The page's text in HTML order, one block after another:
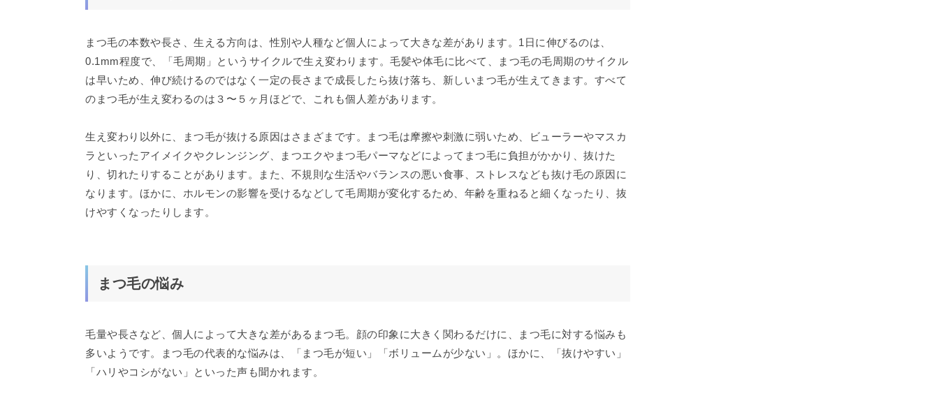
まつ毛の本数や長さ、生える方向は、性別や人種など個人によって大きな差があります。1日に伸びるのは、
0.1mm程度で、「毛周期」というサイクルで生え変わります。毛髪や体毛に比べて、まつ毛の毛周期のサイクル
は早いため、伸び続けるのではなく一定の長さまで成長したら抜け落ち、新しいまつ毛が生えてきます。すべて
のまつ毛が生え変わるのは３〜５ヶ月ほどで、これも個人差があります。
生え変わり以外に、まつ毛が抜ける原因はさまざまです。まつ毛は摩擦や刺激に弱いため、ビューラーやマスカ
ラといったアイメイクやクレンジング、まつエクやまつ毛パーマなどによってまつ毛に負担がかかり、抜けた
り、切れたりすることがあります。また、不規則な生活やバランスの悪い食事、ストレスなども抜け毛の原因に
なります。ほかに、ホルモンの影響を受けるなどして毛周期が変化するため、年齢を重ねると細くなったり、抜
けやすくなったりします。
まつ毛の悩み
毛量や長さなど、個人によって大きな差があるまつ毛。顔の印象に大きく関わるだけに、まつ毛に対する悩みも
多いようです。まつ毛の代表的な悩みは、「まつ毛が短い」「ボリュームが少ない」。ほかに、「抜けやすい」
「ハリやコシがない」といった声も聞かれます。